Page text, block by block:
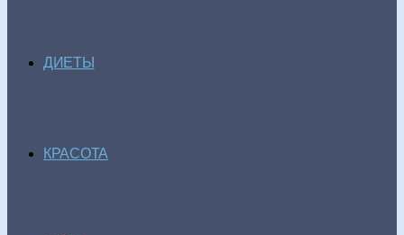
ДИЕТЫ
КРАСОТА